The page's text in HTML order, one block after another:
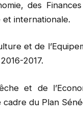
des
et internationale.
et de
2017.
et de
cadre du Plan